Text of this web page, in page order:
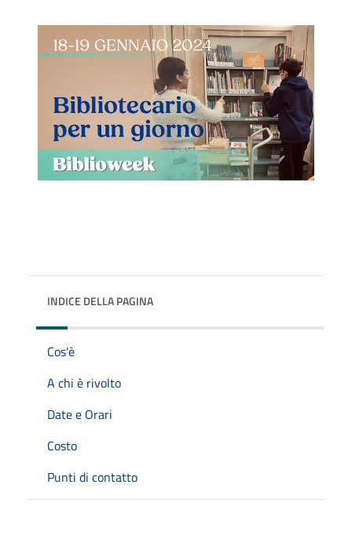
INDICE DELLA PAGINA
Cos'è
A chi è rivolto
Date e Orari
Costo
Punti di contatto